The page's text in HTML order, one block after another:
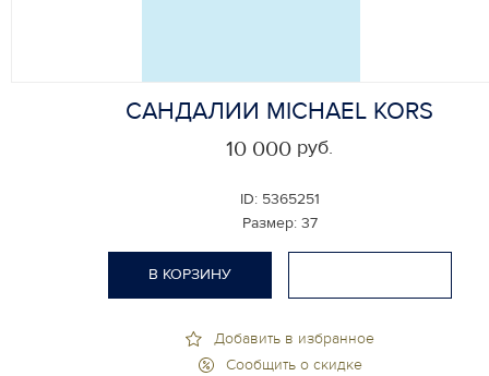
САНДАЛИИ MICHAEL KORS
ID: 5365251
Размер: 37
10 000 руб.
Добавить в избранное
Сообщить о скидке
В КОРЗИНУ